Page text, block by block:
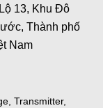
13, Khu Đô
Thành phố
Nam
Transmitter,